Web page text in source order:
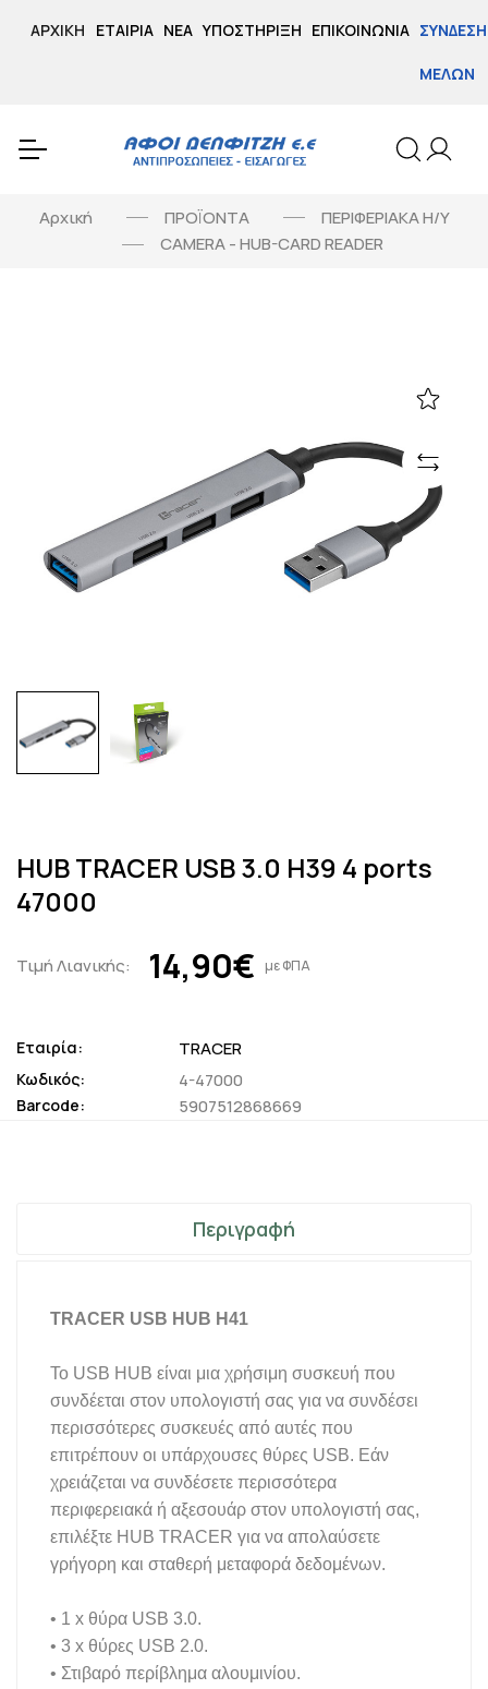
ΑΡΧΙΚΉ ΕΤΑΙΡΊΑ ΝΈΑ ΥΠΟΣΤΉΡΙΞΗ ΕΠΙΚΟΙΝΩΝΊΑ ΣΎΝΔΕΣΗ
ΜΕΛΏΝ
Αρχική ΠΡΟΪΟΝΤΑ
ΠΕΡΙΦΕΡΙΑΚΑ Η/Υ
CAMERA - HUB-CARD READER
HUB TRACER USB 3.0 H39 4 ports
47000
Τιμή Λιανικής: 14,90€ με ΦΠΑ
Εταιρία: TRACER
Κωδικός: 4-47000
Barcode: 5907512868669
Περιγραφή
TRACER USB HUB H41
Το USB HUB είναι μια χρήσιμη συσκευή που
συνδέεται στον υπολογιστή σας για να συνδέσει
περισσότερες συσκευές από αυτές που
επιτρέπουν οι υπάρχουσες θύρες USB. Εάν
χρειάζεται να συνδέσετε περισσότερα
περιφερειακά ή αξεσουάρ στον υπολογιστή σας,
επιλέξτε HUB TRACER για να απολαύσετε
γρήγορη και σταθερή μεταφορά δεδομένων.
• 1 x θύρα USB 3.0.
• 3 x θύρες USB 2.0.
• Στιβαρό περίβλημα αλουμινίου.